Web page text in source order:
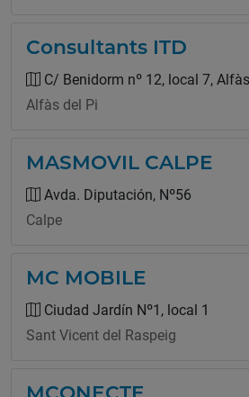
Consultants ITD
C/ Benidorm nº 12, local 7,
Alfàs del Pi
MASMOVIL CALPE
Avda. Diputación, Nº56
Calpe
MC MOBILE
Ciudad Jardín Nº1, local 1
Sant Vicent del Raspeig